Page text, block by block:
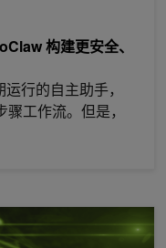
构建更安全、
行的自主助手，
工作流。但是，